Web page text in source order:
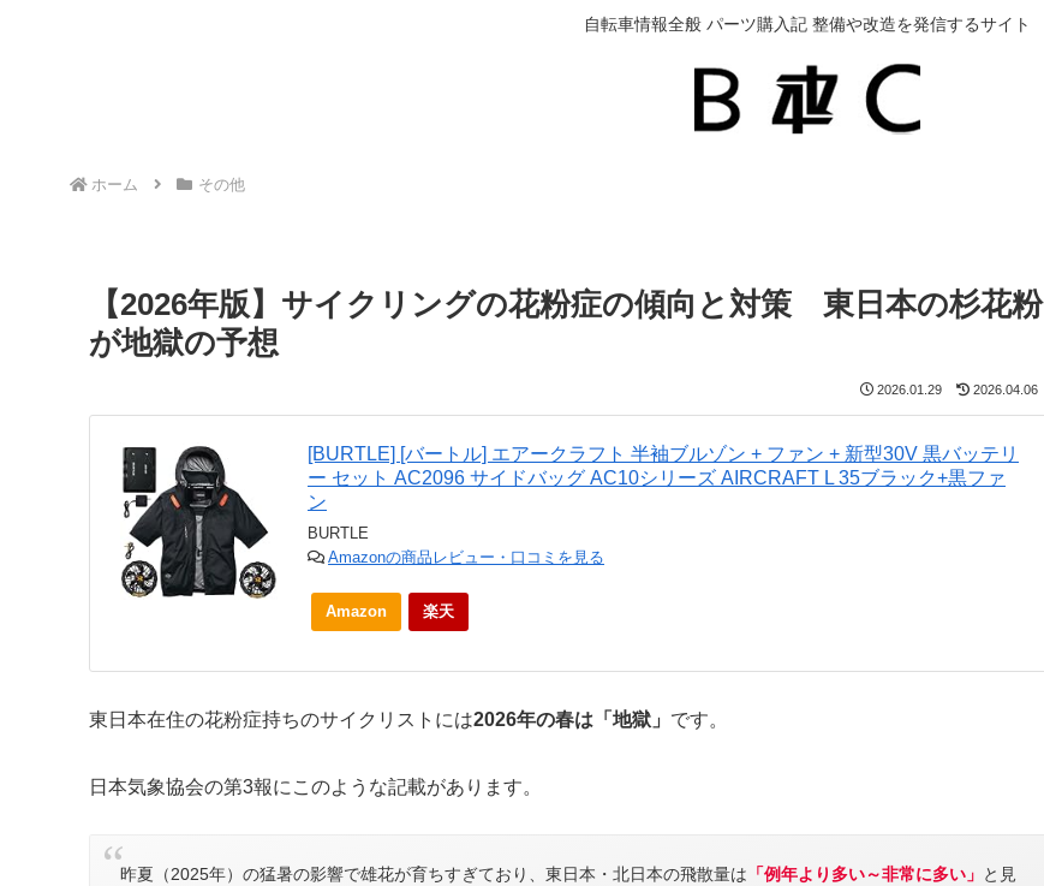
自転車情報全般 パーツ購入記 整備や改造を発信するサイト
ホーム その他
【2026年版】サイクリングの花粉症の傾向と対策 東日本の杉花粉
が地獄の予想
2026.01.29 2026.04.06
[BURTLE] [バートル] エアークラフト 半袖ブルゾン + ファン + 新型30V 黒バッテリ
ー セット AC2096 サイドバッグ AC10シリーズ AIRCRAFT L 35ブラック+黒ファ
ン
BURTLE
Amazonの商品レビュー・口コミを見る
Amazon 楽天
東日本在住の花粉症持ちのサイクリストには2026年の春は「地獄」 です。
日本気象協会の第3報にこのような記載があります。
昨夏（2025年）の猛暑の影響で雄花が育ちすぎており、東日本・北日本の飛散量は 「例年より多い～非常に多い」 と見